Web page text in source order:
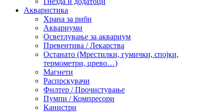
Акваристика
Храна за риби
Аквариуми
Осветлување за аквариум
Превентива / Лекарства
Останато (Мрестилки, гумички, спојки,
термометри, црево…)
Магнети
Распрскувачи
Филтер / Прочистување
Пумпи / Компресори
Канистри